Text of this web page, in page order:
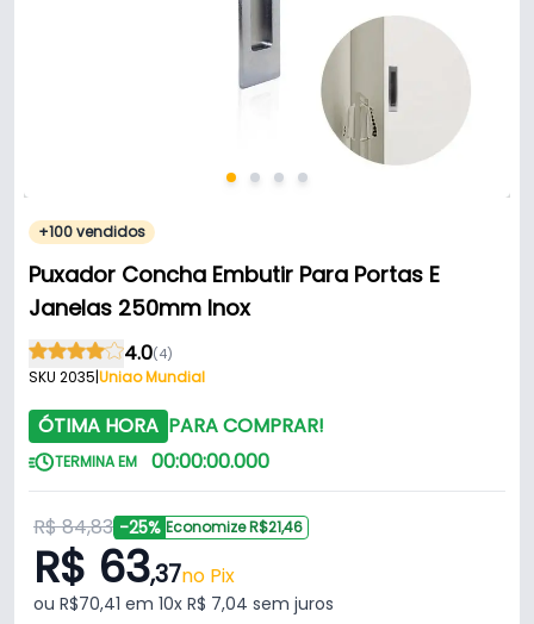
+100 vendidos
Puxador Concha Embutir Para Portas E
Janelas 250mm Inox
4.0(4)
SKU 2035|Uniao Mundial
ÓTIMA HORA PARA COMPRAR!
TERMINA EM 00:00:00.000
R$ 84,83 -25% Economize R$21,46
R$ 63,37no Pix
ou R$70,41 em 10x R$ 7,04 sem juros